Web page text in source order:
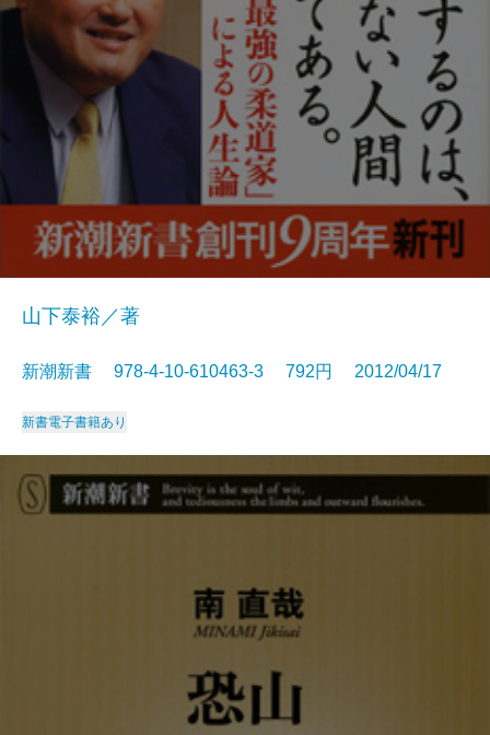
山下泰裕／著
新潮新書 978-4-10-610463-3 792円 2012/04/17
新書電子書籍あり